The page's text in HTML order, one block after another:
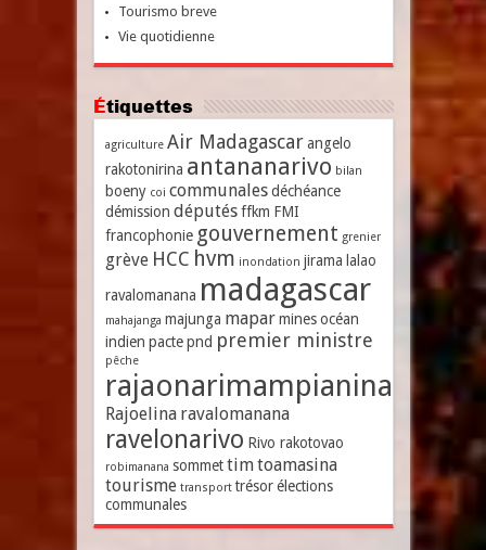
Tourismo breve
Vie quotidienne
Étiquettes
agriculture Air Madagascar angelo
rakotonirina antananarivo bilan
boeny coi communales déchéance
démission députés ffkm FMI
francophonie gouvernement grenier
grève HCC hvm inondation jirama lalao
ravalomanana madagascar
mahajanga majunga mapar mines océan
indien pacte pnd premier ministre
pêche
rajaonarimampianina
Rajoelina ravalomanana
ravelonarivo Rivo rakotovao
robimanana sommet timtoamasina
tourisme transport trésor élections
communales